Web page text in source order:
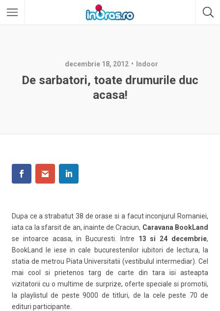
decembrie 18, 2012 Indoor
De sarbatori, toate drumurile duc
acasa!
Dupa ce a strabatut 38 de orase si a facut inconjurul Romaniei,
iata ca la sfarsit de an, inainte de Craciun, Caravana BookLand
se intoarce acasa, in Bucuresti. Intre 13 si 24 decembrie,
BookLand le iese in cale bucurestenilor iubitori de lectura, la
statia de metrou Piata Universitatii (vestibulul intermediar). Cel
mai cool si prietenos targ de carte din tara isi asteapta
vizitatorii cu o multime de surprize, oferte speciale si promotii,
la playlistul de peste 9000 de titluri, de la cele peste 70 de
edituri participante.